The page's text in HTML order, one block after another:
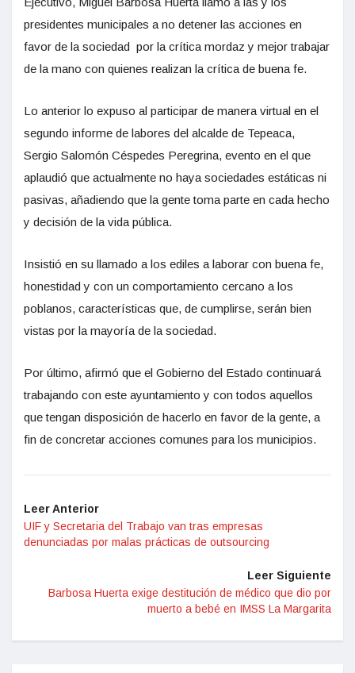
presidentes municipales a no detener las acciones en
favor de la sociedad por la crítica mordaz y mejor trabajar
de la mano con quienes realizan la crítica de buena fe.
Lo anterior lo expuso al participar de manera virtual en el
segundo informe de labores del alcalde de Tepeaca,
Sergio Salomón Céspedes Peregrina, evento en el que
aplaudió que actualmente no haya sociedades estáticas ni
pasivas, añadiendo que la gente toma parte en cada hecho
y decisión de la vida pública.
Insistió en su llamado a los ediles a laborar con buena fe,
honestidad y con un comportamiento cercano a los
poblanos, características que, de cumplirse, serán bien
vistas por la mayoría de la sociedad.
Por último, afirmó que el Gobierno del Estado continuará
trabajando con este ayuntamiento y con todos aquellos
que tengan disposición de hacerlo en favor de la gente, a
fin de concretar acciones comunes para los municipios.
Leer Anterior
UIF y Secretaria del Trabajo van tras empresas
denunciadas por malas prácticas de outsourcing
Leer Siguiente
Barbosa Huerta exige destitución de médico que dio por
muerto a bebé en IMSS La Margarita